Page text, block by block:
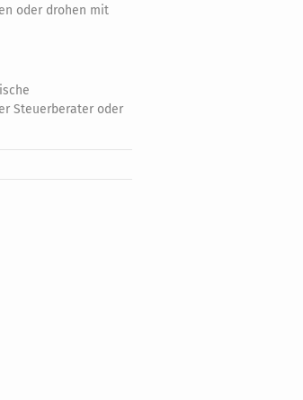
oder drohen mit
Steuerberater oder